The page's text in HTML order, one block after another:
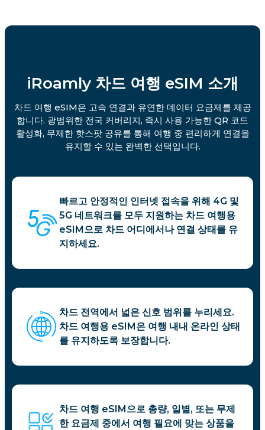
iRoamly 차드 여행 eSIM 소개
차드 여행 eSIM은 고속 연결과 유연한 데이터 요금제를 제공
합니다. 광범위한 전국 커버리지, 즉시 사용 가능한 QR 코드
활성화, 무제한 핫스팟 공유를 통해 여행 중 편리하게 연결을
유지할 수 있는 완벽한 선택입니다.
빠르고 안정적인 인터넷 접속을 위해 4G 및
5G 네트워크를 모두 지원하는 차드 여행용
eSIM으로 차드 어디에서나 연결 상태를 유
지하세요.
차드 전역에서 넓은 신호 범위를 누리세요.
차드 여행용 eSIM은 여행 내내 온라인 상태
를 유지하도록 보장합니다.
차드 여행 eSIM으로 총량, 일별, 또는 무제
한 요금제 중에서 여행 필요에 맞는 상품을